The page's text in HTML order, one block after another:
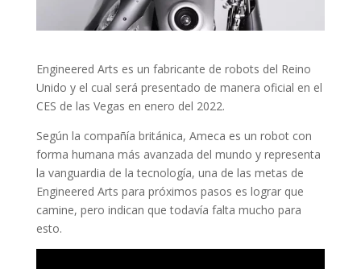
Engineered Arts es un fabricante de robots del Reino
Unido y el cual será presentado de manera oficial en el
CES de las Vegas en enero del 2022.
Según la compañía británica, Ameca es un robot con
forma humana más avanzada del mundo y representa
la vanguardia de la tecnología, una de las metas de
Engineered Arts para próximos pasos es lograr que
camine, pero indican que todavía falta mucho para
esto.